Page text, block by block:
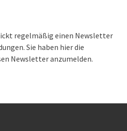
regelmäßig einen Newsletter
Sie haben hier die
Newsletter anzumelden.